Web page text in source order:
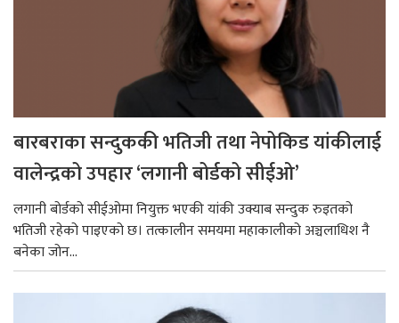
बारबराका सन्दुककी भतिजी तथा नेपोकिड यांकीलाई
वालेन्द्रको उपहार ‘लगानी बोर्डको सीईओ’
लगानी बोर्डको सीईओमा नियुक्त भएकी यांकी उक्याब सन्दुक रुइतको
भतिजी रहेको पाइएको छ। तत्कालीन समयमा महाकालीको अञ्चलाधिश नै
बनेका जोन...